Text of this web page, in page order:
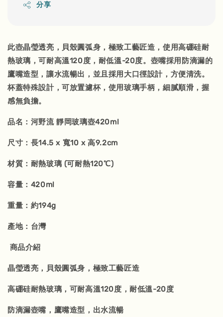
分享
此壺晶瑩透亮，貝殼圓弧身，極致工藝匠造，使用高硼硅耐
熱玻璃，可耐高溫120度，耐低溫-20度。壺嘴採用防滴漏的
鷹嘴造型，讓水流暢出，並且採用大口徑設計，方便清洗。
杯蓋特殊設計，可放置濾杯，使用玻璃手柄，細膩順滑，握
感無負擔。
品名：河野流 靜岡玻璃壺420ml
尺寸：長14.5 x 寬10 x 高9.2cm
材質：耐熱玻璃 (可耐熱120℃)
容量：420ml
重量：約194g
產地：台灣
商品介紹
晶瑩透亮，貝殼圓弧身，極致工藝匠造
高硼硅耐熱玻璃，可耐高溫120度，耐低溫-20度
防滴漏壺嘴，鷹嘴造型，出水流暢